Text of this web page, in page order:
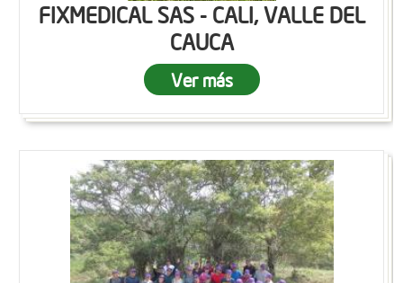
FIXMEDICAL SAS - CALI, VALLE DEL
CAUCA
Ver más